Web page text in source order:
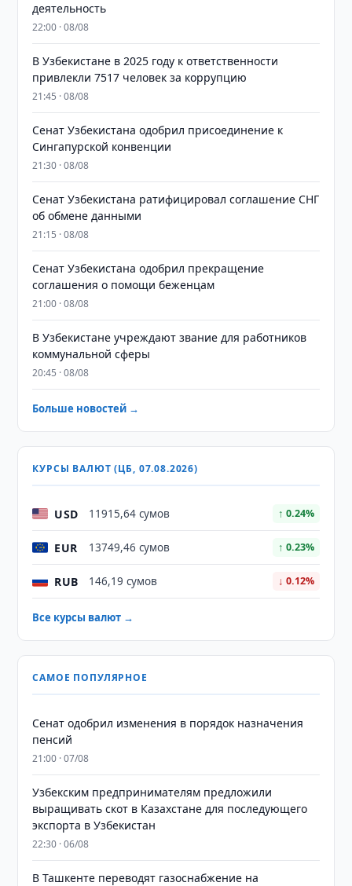
деятельность
22:00 · 08/08
В Узбекистане в 2025 году к ответственности
привлекли 7517 человек за коррупцию
21:45 · 08/08
Сенат Узбекистана одобрил присоединение к
Сингапурской конвенции
21:30 · 08/08
Сенат Узбекистана ратифицировал соглашение СНГ
об обмене данными
21:15 · 08/08
Сенат Узбекистана одобрил прекращение
соглашения о помощи беженцам
21:00 · 08/08
В Узбекистане учреждают звание для работников
коммунальной сферы
20:45 · 08/08
Больше новостей →
КУРСЫ ВАЛЮТ (ЦБ, 07.08.2026)
USD 11915,64 сумов ↑ 0.24%
EUR 13749,46 сумов ↑ 0.23%
RUB 146,19 сумов ↓ 0.12%
Все курсы валют →
САМОЕ ПОПУЛЯРНОЕ
Сенат одобрил изменения в порядок назначения
пенсий
21:00 · 07/08
Узбекским предпринимателям предложили
выращивать скот в Казахстане для последующего
экспорта в Узбекистан
22:30 · 06/08
В Ташкенте переводят газоснабжение на